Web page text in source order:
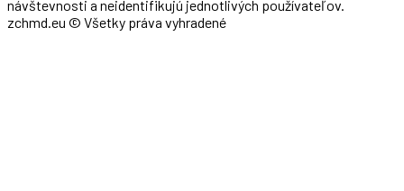
návštevnosti a neidentifikujú jednotlivých používateľov.
zchmd.eu © Všetky práva vyhradené